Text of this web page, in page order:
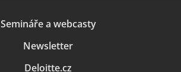
Semináře a webcasty
Newsletter
Deloitte.cz